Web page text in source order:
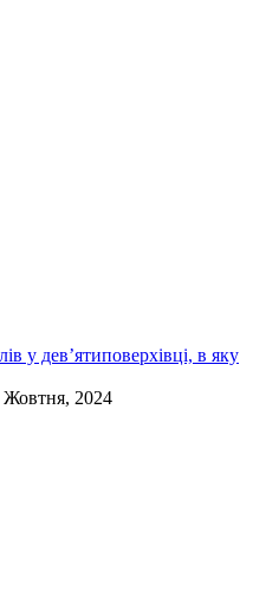
у дев’ятиповерхівці, в яку
Жовтня, 2024